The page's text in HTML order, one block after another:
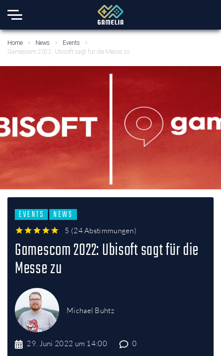
Home News
Events
Gamescom 2022: Ubisoft sagt für die Messe zu
EVENTS NEWS
5 (24 Abstimmungen)
Gamescom 2022: Ubisoft sagt für die
Messe zu
Michael Buhtz
29. Juni 2022 um 14:00 0